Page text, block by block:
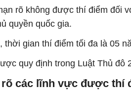
rõ không được thí điểm đối
quyền quốc gia.
thời gian thí điểm tối đa là 05
quy định trong Luật Thủ đô
rõ các lĩnh vực được thí